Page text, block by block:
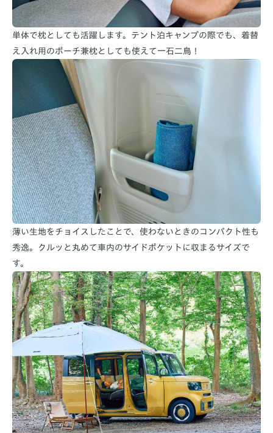
単体で枕としても活躍します。テント泊キャンプの際でも、着替
え入れ用のポーチ兼枕としても使えて一石二鳥！
薄い生地をチョイスしたことで、使わないときのコンパクト性も
秀逸。クルッと丸めて車内のサイドポケットに収まるサイズで
す。